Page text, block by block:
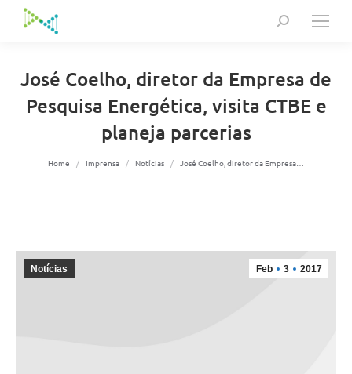
Search:
José Coelho, diretor da Empresa de
Pesquisa Energética, visita CTBE e
planeja parcerias
You are here:
Home Imprensa Notícias José Coelho, diretor da Empresa…
Feb 3 2017
Notícias